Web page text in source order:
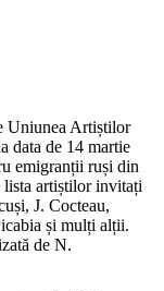
Uniunea Artiștilor
data de 14 martie
emigranții ruși din
lista artiștilor invitați
J. Cocteau,
și mulți alții.
de N.